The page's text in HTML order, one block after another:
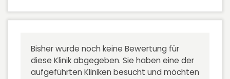
Bisher wurde noch keine Bewertung für
diese Klinik abgegeben. Sie haben eine der
aufgeführten Kliniken besucht und möchten